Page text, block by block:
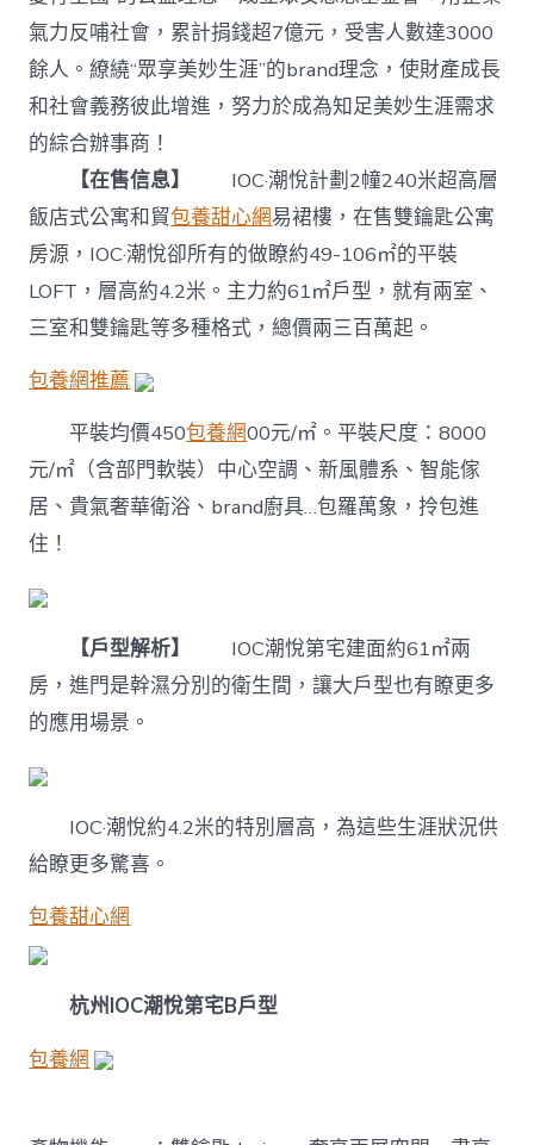
氣力反哺社會，累計捐錢超7億元，受害人數達3000
餘人。繚繞“眾享美妙生涯”的brand理念，使財產成長
和社會義務彼此增進，努力於成為知足美妙生涯需求
的綜合辦事商！
【在售信息】
IOC·潮悅計劃2幢240米超高層
飯店式公寓和貿包養甜心網易裙樓，在售雙鑰匙公寓
房源，IOC·潮悅卻所有的做瞭約49-106㎡的平裝
LOFT，層高約4.2米。主力約61㎡戶型，就有兩室、
三室和雙鑰匙等多種格式，總價兩三百萬起。
包養網推薦
平裝均價450包養網00元/㎡。平裝尺度：8000
元/㎡（含部門軟裝）中心空調、新風體系、智能傢
居、貴氣奢華衛浴、brand廚具…包羅萬象，拎包進
住！
【戶型解析】
IOC潮悅第宅建面約61㎡兩
房，進門是幹濕分別的衛生間，讓大戶型也有瞭更多
的應用場景。
IOC·潮悅約4.2米的特別層高，為這些生涯狀況供
給瞭更多驚喜。
包養甜心網
杭州IOC潮悅第宅B戶型
包養網